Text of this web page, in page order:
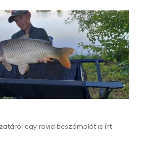
egy rövid beszámolót is írt